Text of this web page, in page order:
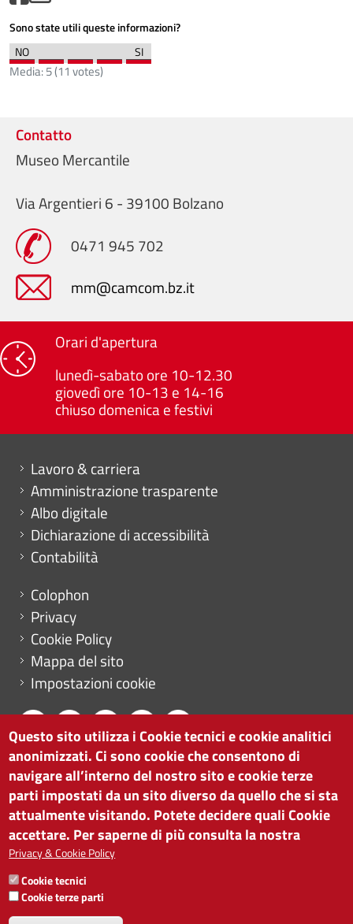
Sono state utili queste informazioni?
Media:5(11 votes)
Contatto
Museo Mercantile
Via Argentieri 6 - 39100 Bolzano
0471 945 702
mm@camcom.bz.it
Orari d'apertura
lunedì-sabato ore 10-12.30
giovedì ore 10-13 e 14-16
chiuso domenica e festivi
Mini menu di servizio
Lavoro & carriera
Amministrazione trasparente
Albo digitale
Dichiarazione di accessibilità
Contabilità
Menu footer
Colophon
Privacy
Cookie Policy
Mappa del sito
Impostazioni cookie
CAMERA DI COMMERCIO DI BOLZANO
via Alto Adige 60 | I-39100 Bolzano
tel. 0471 945 511 |info@camcom.bz.it
Partita IVA: 00376420212
ISTITUTO PER LA PROMOZIONE DELLO
SVILUPPO ECONOMICO
Partita IVA: 01716880214
Questo sito utilizza i Cookie tecnici e cookie analitici
anonimizzati. Ci sono cookie che consentono di
navigare all’interno del nostro sito e cookie terze
parti impostati da un sito diverso da quello che si sta
attualmente visitando. Potete decidere quali Cookie
accettare. Per saperne di più consulta la nostra
Privacy & Cookie Policy
Cookie tecnici
Cookie terze parti